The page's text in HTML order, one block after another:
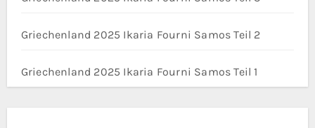
Griechenland 2025 Ikaria Fourni Samos Teil 2
Griechenland 2025 Ikaria Fourni Samos Teil 1